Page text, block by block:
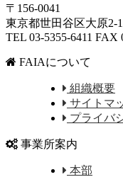
〒156-0041
東京都世田谷区大原2-
TEL 03-5355-6411 FAX
FAIAについて
組織概要
サイトマ
プライバ
事業所案内
本部